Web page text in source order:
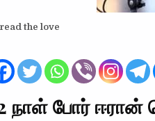
the love
நாள் போர் ஈரான்